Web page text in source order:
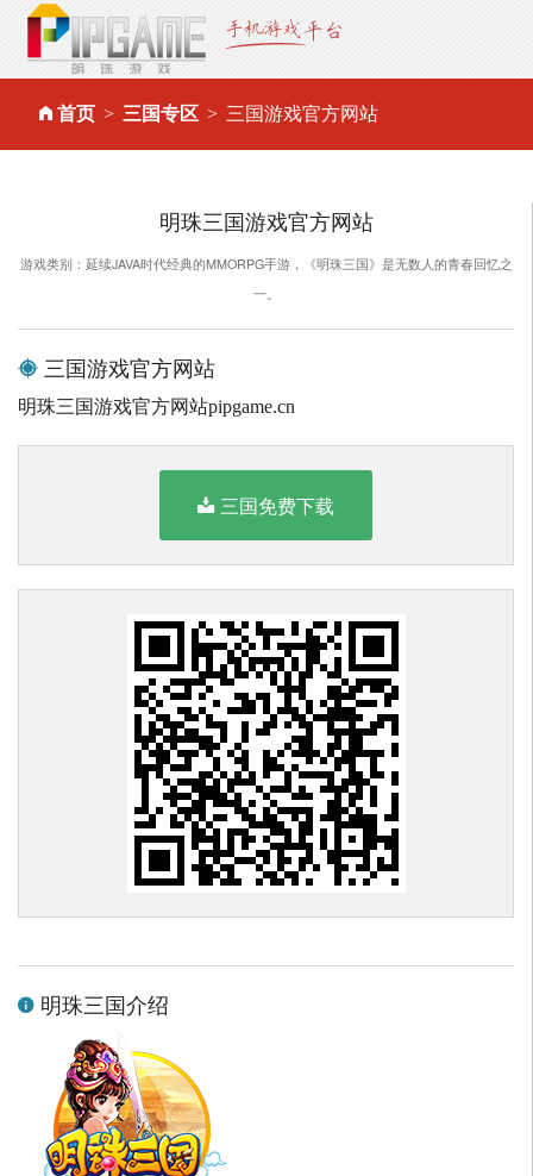
首页 三国专区 三国游戏官方网站
明珠三国游戏官方网站
游戏类别：延续JAVA时代经典的MMORPG手游，《明珠三国》是无数人的青春回忆之
一。
三国游戏官方网站
明珠三国游戏官方网站pipgame.cn
三国免费下载
明珠三国介绍